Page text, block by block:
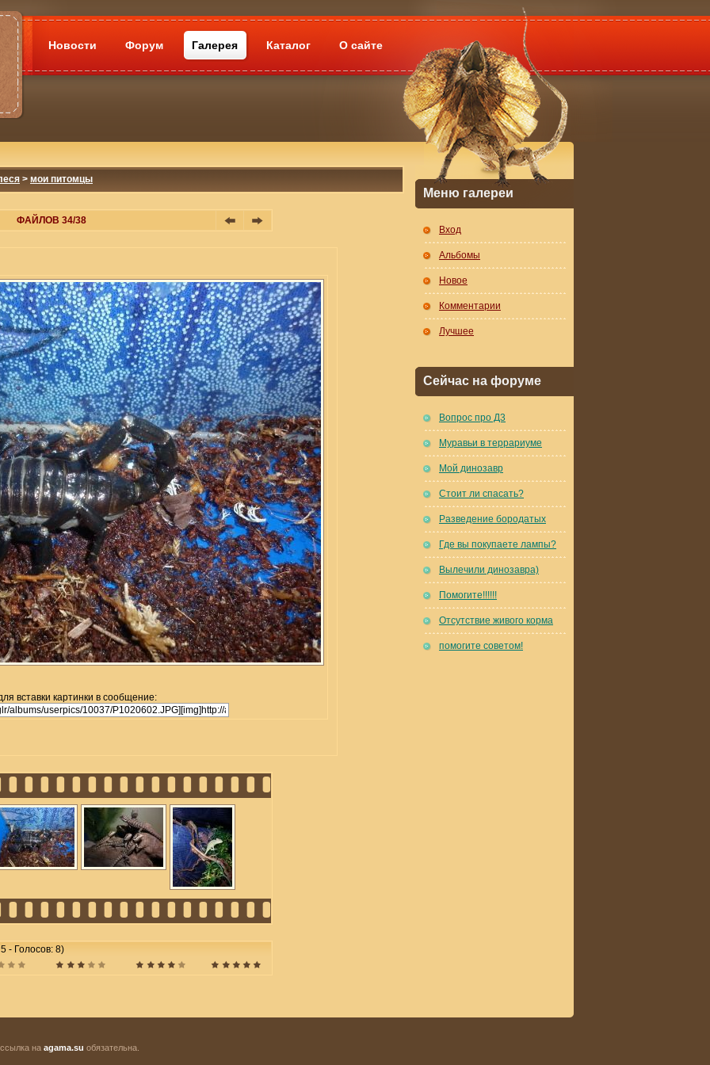
Новости Форум Галерея Каталог О сайте
> мои питомцы
ФАЙЛОВ 34/38
вставки картинки в сообщение:
- Голосов: 8)
Меню галереи
Вход
Альбомы
Новое
Комментарии
Лучшее
Сейчас на форуме
Вопрос про Д3
Муравьи в террариуме
Мой динозавр
Стоит ли спасать?
Разведение бородатых
Где вы покупаете лампы?
Вылечили динозавра)
Помогите!!!!!!
Отсутствие живого корма
помогите советом!
на agama.su обязательна.